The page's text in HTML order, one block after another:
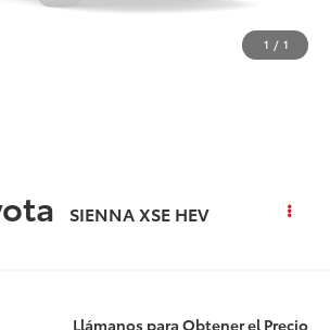
1 / 1
SIENNA XSE HEV
Llámanos para Obtener el Precio